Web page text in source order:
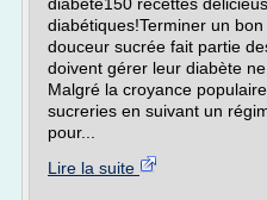
diabétiques!Terminer un
douceur sucrée fait partie
doivent gérer leur diabète
Malgré la croyance
sucreries en suivant un
pour...
Lire la suite